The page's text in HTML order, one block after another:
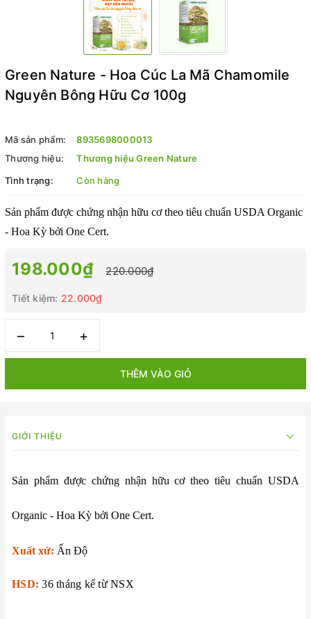
Green Nature - Hoa Cúc La Mã Chamomile
Nguyên Bông Hữu Cơ 100g
Mã sản phẩm:
8935698000013
Thương hiệu:
Thương hiệu Green Nature
Tình trạng:
Còn hàng
Sản phẩm được chứng nhận hữu cơ theo tiêu chuẩn USDA Organic
- Hoa Kỳ bởi One Cert.
198.000₫ 220.000₫
Tiết kiệm: 22.000₫
– +
THÊM VÀO GIỎ
GIỚI THIỆU
Sản phẩm được chứng nhận hữu cơ theo tiêu chuẩn USDA
Organic - Hoa Kỳ bởi One Cert.
Xuất xứ: Ấn Độ
HSD:36 tháng kể từ NSX